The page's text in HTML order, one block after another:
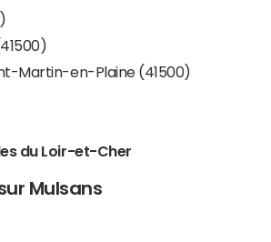
Martin-en-Plaine (41500)
du Loir-et-Cher
Mulsans